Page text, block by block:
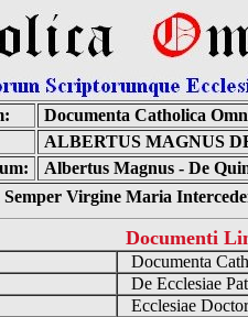
Documenta Catholica
ALBERTUS MAGNUS
Albertus Magnus - De
Virgine Maria
Documenti
Documenta
De Ecclesiae
Ecclesiae